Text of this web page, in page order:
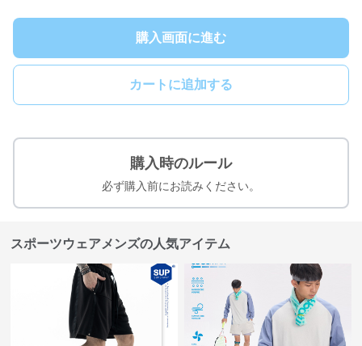
購入画面に進む
カートに追加する
購入時のルール
必ず購入前にお読みください。
スポーツウェアメンズの人気アイテム